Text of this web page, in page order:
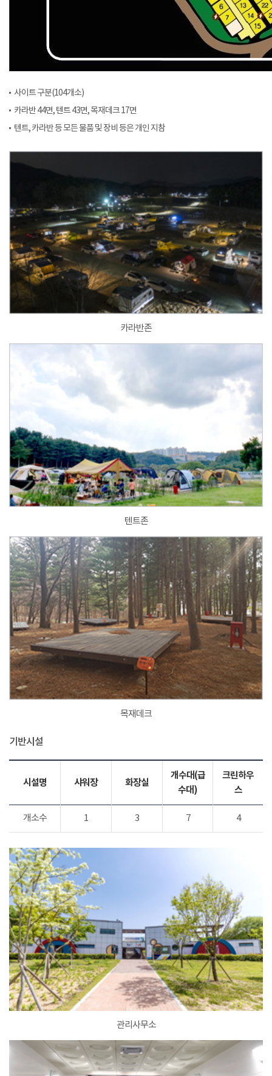
사이트 구분(104개소)
카라반 44면, 텐트 43면, 목재데크 17면
텐트, 카라반 등 모든 물품 및 장비 등은 개인 지참
카라반존
텐트존
목재데크
기반시설
시설명 샤워장 화장실
개수대(급
수대)
크린하우
스
개소수 1 3 7 4
관리사무소